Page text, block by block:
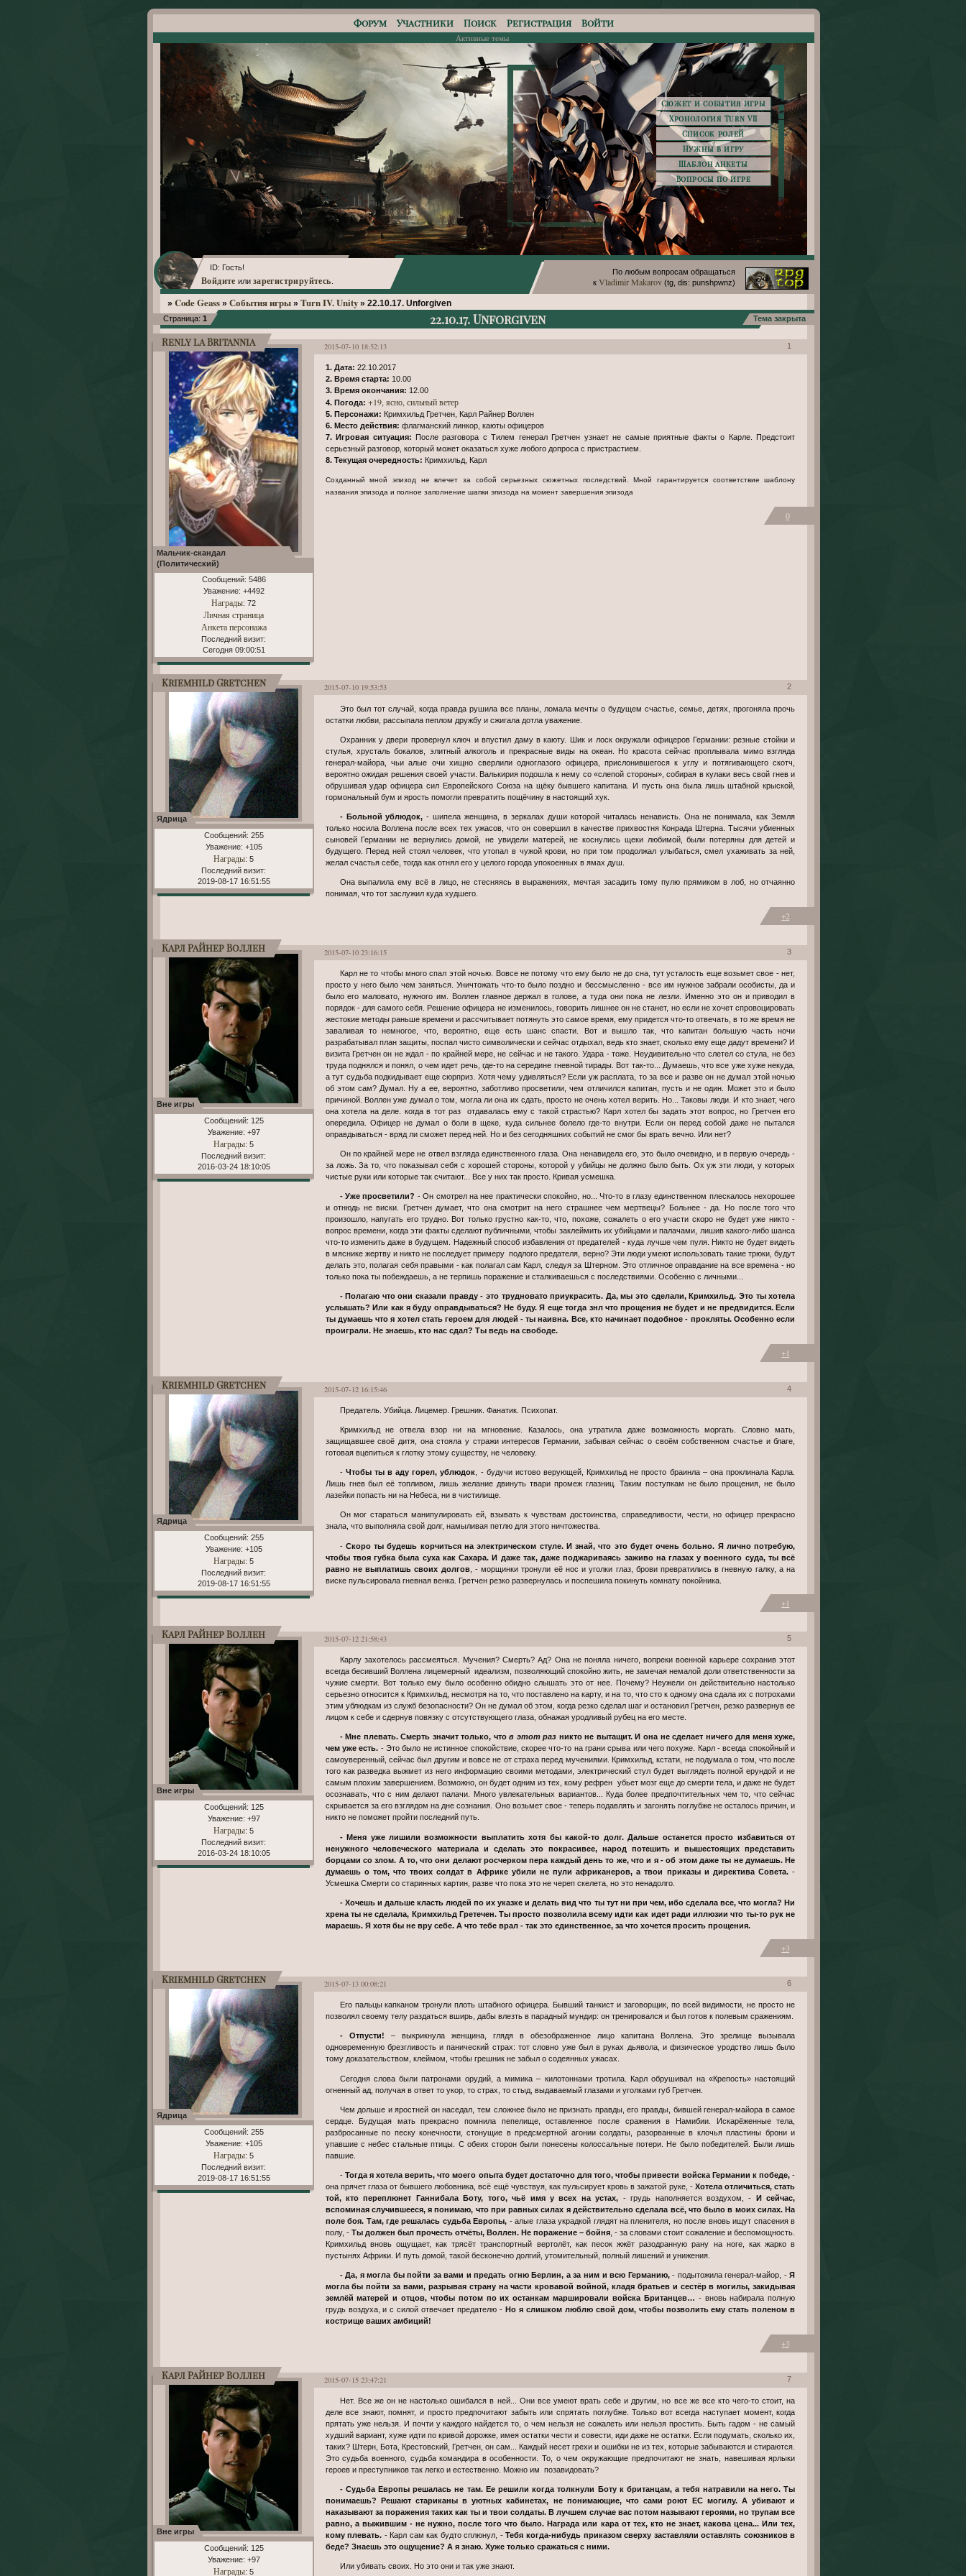
Сюжет и события игры
Хронология Turn VII
Список ролей
Нужны в игру
Шаблон анкеты
Вопросы по игре
По любым вопросам обращаться
к Vladimir Makarov (tg, dis: punshpwnz)
Форум Участники Поиск Регистрация Войти
Активные темы
ID: Гость!
Войдите или зарегистрируйтесь
» Code Geass » События игры » Turn IV. Unity » 22.10.17. Unforgiven
22.10.17. Unforgiven
Страница: 1 Тема закрыта
1
2015-07-10 18:52:13
Renly la Britannia
Мальчик-скандал
(Политический)
Сообщений: 5486
Уважение: +4492
Награды: 72
Личная страница
Анкета персонажа
Последний визит:
Сегодня 09:00:51
1. Дата: 22.10.2017
2. Время старта: 10.00
3. Время окончания: 12.00
4. Погода: +19, ясно, сильный ветер
5. Персонажи: Кримхильд Гретчен, Карл Райнер Воллен
6. Место действия: флагманский линкор, каюты офицеров
7. Игровая ситуация: После разговора с Тилем генерал Гретчен узнает не самые приятные факты о Карле. Предстоит
серьезный разговор, который может оказаться хуже любого допроса с пристрастием.
8. Текущая очередность: Кримхильд, Карл
Созданный мной эпизод не влечет за собой серьезных сюжетных последствий. Мной гарантируется соответствие шаблону
названия эпизода и полное заполнение шапки эпизода на момент завершения эпизода
0
2
2015-07-10 19:53:53
Kriemhild Gretchen
Ядрица
Сообщений: 255
Уважение: +105
Награды: 5
Последний визит:
2019-08-17 16:51:55
Это был тот случай, когда правда рушила все планы, ломала мечты о будущем счастье, семье, детях, прогоняла прочь
остатки любви, рассыпала пеплом дружбу и сжигала дотла уважение.
Охранник у двери провернул ключ и впустил даму в каюту. Шик и лоск окружали офицеров Германии: резные стойки и
стулья, хрусталь бокалов, элитный алкоголь и прекрасные виды на океан. Но красота сейчас проплывала мимо взгляда
генерал-майора, чьи алые очи хищно сверлили одноглазого офицера, прислонившегося к углу и потягивающего скотч,
вероятно ожидая решения своей участи. Валькирия подошла к нему со «слепой стороны», собирая в кулаки весь свой гнев и
обрушивая удар офицера сил Европейского Союза на щёку бывшего капитана. И пусть она была лишь штабной крыской,
гормональный бум и ярость помогли превратить пощёчину в настоящий хук.
- Больной ублюдок, - шипела женщина, в зеркалах души которой читалась ненависть. Она не понимала, как Земля
только носила Воллена после всех тех ужасов, что он совершил в качестве прихвостня Конрада Штерна. Тысячи убиенных
сыновей Германии не вернулись домой, не увидели матерей, не коснулись щеки любимой, были потеряны для детей и
будущего. Перед ней стоял человек, что утопал в чужой крови, но при том продолжал улыбаться, смел ухаживать за ней,
желал счастья себе, тогда как отнял его у целого города упокоенных в ямах душ.
Она выпалила ему всё в лицо, не стесняясь в выражениях, мечтая засадить тому пулю прямиком в лоб, но отчаянно
понимая, что тот заслужил куда худшего.
+2
3
2015-07-10 23:16:15
Карл Райнер Воллен
Вне игры
Сообщений: 125
Уважение: +97
Награды: 5
Последний визит:
2016-03-24 18:10:05
Карл не то чтобы много спал этой ночью. Вовсе не потому что ему было не до сна, тут усталость еще возьмет свое - нет,
просто у него было чем заняться. Уничтожать что-то было поздно и бессмысленно - все им нужное забрали особисты, да и
было его маловато, нужного им. Воллен главное держал в голове, а туда они пока не лезли. Именно это он и приводил в
порядок - для самого себя. Решение офицера не изменилось, говорить лишнее он не станет, но если не хочет спровоцировать
жестокие методы раньше времени и рассчитывает потянуть это самое время, ему придется что-то отвечать, в то же время не
заваливая то немногое, что, вероятно, еще есть шанс спасти. Вот и вышло так, что капитан большую часть ночи
разрабатывал план защиты, поспал чисто символически и сейчас отдыхал, ведь кто знает, сколько ему еще дадут времени? И
визита Гретчен он не ждал - по крайней мере, не сейчас и не такого. Удара - тоже. Неудивительно что слетел со стула, не без
труда поднялся и понял, о чем идет речь, где-то на середине гневной тирады. Вот так-то... Думаешь, что все уже хуже некуда,
а тут судьба подкидывает еще сюрприз. Хотя чему удивляться? Если уж расплата, то за все и разве он не думал этой ночью
об этом сам? Думал. Ну а ее, вероятно, заботливо просветили, чем отличился капитан, пусть и не один. Может это и было
причиной. Воллен уже думал о том, могла ли она их сдать, просто не очень хотел верить. Но... Таковы люди. И кто знает, чего
она хотела на деле. когда в тот раз отдавалась ему с такой страстью? Карл хотел бы задать этот вопрос, но Гретчен его
опередила. Офицер не думал о боли в щеке, куда сильнее болело где-то внутри. Если он перед собой даже не пытался
оправдываться - вряд ли сможет перед ней. Но и без сегодняшних событий не смог бы врать вечно. Или нет?
Он по крайней мере не отвел взгляда единственного глаза. Она ненавидела его, это было очевидно, и в первую очередь -
за ложь. За то, что показывал себя с хорошей стороны, которой у убийцы не должно было быть. Ох уж эти люди, у которых
чистые руки или которые так считают... Все у них так просто. Кривая усмешка.
- Уже просветили? - Он смотрел на нее практически спокойно, но... Что-то в глазу единственном плескалось нехорошее
и отнюдь не виски. Гретчен думает, что она смотрит на него страшнее чем мертвецы? Больнее - да. Но после того что
произошло, напугать его трудно. Вот только грустно как-то, что, похоже, сожалеть о его участи скоро не будет уже никто -
вопрос времени, когда эти факты сделают публичными, чтобы заклеймить их убийцами и палачами, лишив какого-либо шанса
что-то изменить даже в будущем. Надежный способ избавления от предателей - куда лучше чем пуля. Никто не будет видеть
в мяснике жертву и никто не последует примеру подлого предателя, верно? Эти люди умеют использовать такие трюки, будут
делать это, полагая себя правыми - как полагал сам Карл, следуя за Штерном. Это отличное оправдание на все времена - но
только пока ты побеждаешь, а не терпишь поражение и сталкиваешься с последствиями. Особенно с личными...
- Полагаю что они сказали правду - это трудновато приукрасить. Да, мы это сделали, Кримхильд. Это ты хотела
услышать? Или как я буду оправдываться? Не буду. Я еще тогда знл что прощения не будет и не предвидится. Если
ты думаешь что я хотел стать героем для людей - ты наивна. Все, кто начинает подобное - прокляты. Особенно если
проиграли. Не знаешь, кто нас сдал? Ты ведь на свободе.
+1
4
2015-07-12 16:15:46
Kriemhild Gretchen
Ядрица
Сообщений: 255
Уважение: +105
Награды: 5
Последний визит:
2019-08-17 16:51:55
Предатель. Убийца. Лицемер. Грешник. Фанатик. Психопат.
Кримхильд не отвела взор ни на мгновение. Казалось, она утратила даже возможность моргать. Словно мать,
защищавшее своё дитя, она стояла у стражи интересов Германии, забывая сейчас о своём собственном счастье и благе,
готовая вцепиться к глотку этому существу, не человеку.
-Чтобы ты в аду горел, ублюдок , - будучи истово верующей, Кримхильд не просто браинла – она проклинала Карла.
Лишь гнев был её топливом, лишь желание двинуть твари промеж глазниц. Таким поступкам не было прощения, не было
лазейки попасть ни на Небеса, ни в чистилище.
Он мог стараться манипулировать ей, взывать к чувствам достоинства, справедливости, чести, но офицер прекрасно
знала, что выполняла свой долг, намыливая петлю для этого ничтожества.
- Скоро ты будешь корчиться на электрическом стуле. И знай, что это будет очень больно. Я лично потребую,
чтобы твоя губка была суха как Сахара. И даже так, даже поджариваясь заживо на глазах у военного суда, ты всё
равно не выплатишь своих долгов, - морщинки тронули её нос и уголки глаз, брови превратились в гневную галку, а на
виске пульсировала гневная венка. Гретчен резко развернулась и поспешила покинуть комнату покойника.
+1
5
2015-07-12 21:58:43
Карл Райнер Воллен
Вне игры
Сообщений: 125
Уважение: +97
Награды: 5
Последний визит:
2016-03-24 18:10:05
Карлу захотелось рассмеяться. Мучения? Смерть? Ад? Она не поняла ничего, вопреки военной карьере сохранив этот
всегда бесивший Воллена лицемерный идеализм, позволяющий спокойно жить, не замечая немалой доли ответственности за
чужие смерти. Вот только ему было особенно обидно слышать это от нее. Почему? Неужели он действительно настолько
серьезно относится к Кримхильд, несмотря на то, что поставлено на карту, и на то, что сто к одному она сдала их с потрохами
этим ублюдкам из служб безопасности? Он не думал об этом, когда резко сделал шаг и остановил Гретчен, резко развернув ее
лицом к себе и сдернув повязку с отсутствующего глаза, обнажая уродливый рубец на его месте.
- Мне плевать. Смерть значит только, чтов этот раз никто не вытащит. И она не сделает ничего для меня хуже,
чем уже есть. - Это было не истинное спокойствие, скорее что-то на грани срыва или чего похуже. Карл - всегда спокойный и
самоуверенный, сейчас был другим и вовсе не от страха перед мучениями. Кримхильд, кстати, не подумала о том, что после
того как разведка выжмет из него информацию своими методами, электрический стул будет выглядеть полной ерундой и не
самым плохим завершением. Возможно, он будет одним из тех, кому рефрен убьет мозг еще до смерти тела, и даже не будет
осознавать, что с ним делают палачи. Много увлекательных вариантов... Куда более предпочтительных чем то, что сейчас
скрывается за его взглядом на дне сознания. Оно возьмет свое - теперь подавлять и загонять поглубже не осталось причин, и
никто не поможет пройти последний путь.
- Меня уже лишили возможности выплатить хотя бы какой-то долг. Дальше останется просто избавиться от
ненужного человеческого материала и сделать это покрасивее, народ потешить и вышестоящих представить
борцами со злом. А то, что они делают росчерком пера каждый день то же, что и я - об этом даже ты не думаешь. Не
думаешь о том, что твоих солдат в Африке убили не пули африканеров, а твои приказы и директива Совета. -
Усмешка Смерти со старинных картин, разве что пока это не череп скелета, но это ненадолго.
- Хочешь и дальше класть людей по их указке и делать вид что ты тут ни при чем, ибо сделала все, что могла? Ни
хрена ты не сделала, Кримхильд Гретечен. Ты просто позволила всему идти как идет ради иллюзии что ты-то рук не
мараешь. Я хотя бы не вру себе. А что тебе врал - так это единственное, за что хочется просить прощения.
+3
6
2015-07-13 00:08:21
Kriemhild Gretchen
Ядрица
Сообщений: 255
Уважение: +105
Награды: 5
Последний визит:
2019-08-17 16:51:55
Его пальцы капканом тронули плоть штабного офицера. Бывший танкист и заговорщик, по всей видимости, не просто не
позволял своему телу раздаться вширь, дабы влезть в парадный мундир: он тренировался и был готов к полевым сражениям.
- Отпусти! – выкрикнула женщина, глядя в обезображенное лицо капитана Воллена. Это зрелище вызывала
одновременную брезгливость и панический страх: тот словно уже был в руках дьявола, и физическое уродство лишь было
тому доказательством, клеймом, чтобы грешник не забыл о содеянных ужасах.
Сегодня слова были патронами орудий, а мимика – килотоннами тротила. Карл обрушивал на «Крепость» настоящий
огненный ад, получая в ответ то укор, то страх, то стыд, выдаваемый глазами и уголками губ Гретчен.
Чем дольше и яростней он наседал, тем сложнее было не признать правды, его правды, бившей генерал-майора в самое
сердце. Будущая мать прекрасно помнила пепелище, оставленное после сражения в Намибии. Искарёженные тела,
разбросанные по песку конечности, стонущие в предсмертной агонии солдаты, разорванные в клочья пластины брони и
упавшие с небес стальные птицы. С обеих сторон были понесены колоссальные потери. Не было победителей. Были лишь
павшие.
-Тогда я хотела верить, что моего опыта будет достаточно для того, чтобы привести войска Германии к победе, -
она прячет глаза от бывшего любовника, всё ещё чувствуя, как пульсирует кровь в зажатой руке, -Хотела отличиться, стать
той, кто переплюнет Ганнибала Боту, того, чьё имя у всех на устах, - грудь наполняется воздухом, - И сейчас,
вспоминая случившееся, я понимаю, что при равных силах я действительно сделала всё, что было в моих силах. На
поле боя. Там, где решалась судьба Европы, - алые глаза украдкой глядят на пленителя, но после вновь ищут спасения в
полу, - Ты должен был прочесть отчёты, Воллен. Не поражение – бойня, - за словами стоит сожаление и беспомощность.
Кримхильд вновь ощущает, как трясёт транспортный вертолёт, как песок жжёт разодранную рану на ноге, как жарко в
пустынях Африки. И путь домой, такой бесконечно долгий, утомительный, полный лишений и унижения.
- Да, я могла бы пойти за вами и предать огню Берлин, а за ним и всю Германию,- подытожила генерал-майор, -Я
могла бы пойти за вами, разрывая страну на части кровавой войной, кладя братьев и сестёр в могилы, закидывая
землёй матерей и отцов, чтобы потом по их останкам маршировали войска Британцев… - вновь набирала полную
грудь воздуха, и с силой отвечает предателю - Но я слишком люблю свой дом, чтобы позволить ему стать поленом в
кострище ваших амбиций!
+3
7
2015-07-15 23:47:21
Карл Райнер Воллен
Вне игры
Сообщений: 125
Уважение: +97
Награды: 5
Нет. Все же он не настолько ошибался в ней... Они все умеют врать себе и другим, но все же все кто чего-то стоит, на
деле все знают, помнят, и просто предпочитают забыть или спрятать поглубже. Только вот всегда наступает момент, когда
прятать уже нельзя. И почти у каждого найдется то, о чем нельзя не сожалеть или нельзя простить. Быть гадом - не самый
худший вариант, хуже идти по кривой дорожке, имея остатки чести и совести, иди даже не остатки. Если подумать, сколько их,
таких? Штерн, Бота, Крестовский, Гретчен, он сам... Каждый несет грехи и ошибки не из тех, которые забываются и стираются.
Это судьба военного, судьба командира в особенности. То, о чем окружающие предпочитают не знать, навешивая ярлыки
героев и преступников так легко и естественно. Можно им позавидовать?
- Судьба Европы решалась не там. Ее решили когда толкнули Боту к британцам, а тебя натравили на него. Ты
понимаешь? Решают стариканы в уютных кабинетах, не понимающие, что сами роют ЕС могилу. А убивают и
наказывают за поражения таких как ты и твои солдаты. В лучшем случае вас потом называют героями, но трупам все
равно, а выжившим - не нужно, после того что было. Награда или кара от тех, кто не знает, какова цена... Или тех,
кому плевать. - Карл сам как будто сплюнул, -Тебя когда-нибудь приказом сверху заставляли оставлять союзников в
беде? Знаешь это ощущение? А я знаю. Хуже только сражаться с ними.
Или убивать своих. Но это они и так уже знают.